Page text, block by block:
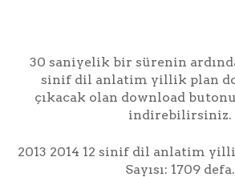
30 saniyelik bir sürenin
sinif dil anlatim yillik plan
çıkacak olan download
indirebilirsiniz.
2013 2014 12 sinif dil anlatim
Sayısı: 1709 defa.